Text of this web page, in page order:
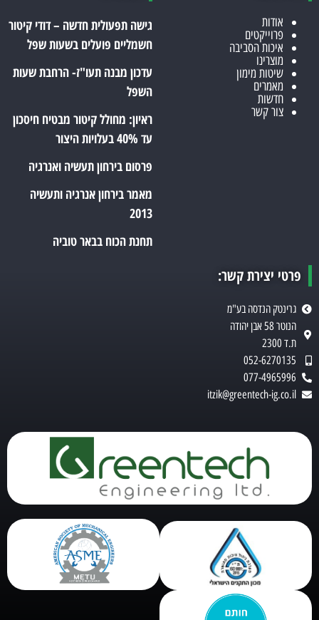
אודות
פרוייקטים
איכות הסביבה
מוצרינו
שיטות מימון
מאמרים
חדשות
צור קשר
גישה תפעולית חדשה – דודי קיטור
חשמליים פועלים בשעות שפל
עדכון מבנה תעו"ז- הרחבת שעות
השפל
ראיון: מחולל קיטור מבטיח חיסכון
עד 40% בעלויות היצור
פרסום בירחון תעשיה ואנרגיה
מאמר בירחון אנרגיה ותעשיה
2013
תחנת הכוח בבאר טוביה
פרטי יצירת קשר:
גרינטק הנדסה בע"מ
הנוטר 58 אבן יהודה
ת.ד 2300
052-6270135
077-4965996
itzik@greentech-ig.co.il